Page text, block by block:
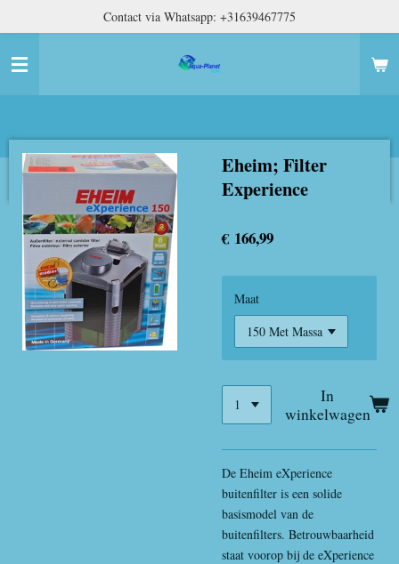
naar
hoofdinhoud
Contact via Whatsapp: +31639467775
Eheim; Filter
Experience
€ 166,99
Maat
In
winkelwagen
De Eheim eXperience
buitenfilter is een solide
basismodel van de
buitenfilters. Betrouwbaarheid
staat voorop bij de eXperience